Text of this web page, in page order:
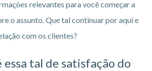
relevantes para você começar a
o assunto. Que tal continuar por aqui e
com os clientes?
essa tal de satisfação do